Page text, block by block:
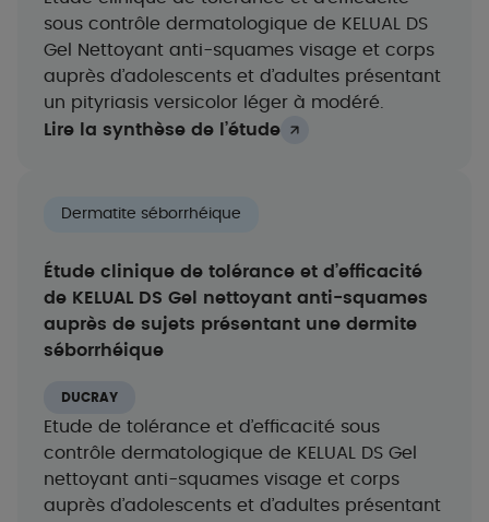
sous contrôle dermatologique de KELUAL DS
Gel Nettoyant anti-squames visage et corps
auprès d’adolescents et d’adultes présentant
un pityriasis versicolor léger à modéré.​
Lire la synthèse de l’étude
Dermatite séborrhéique
Étude clinique de tolérance et d’efficacité
de KELUAL DS Gel nettoyant anti-squames
auprès de sujets présentant une dermite
séborrhéique
DUCRAY
Etude de tolérance et d’efficacité sous
contrôle dermatologique de KELUAL DS Gel
nettoyant anti-squames visage et corps
auprès d’adolescents et d’adultes présentant